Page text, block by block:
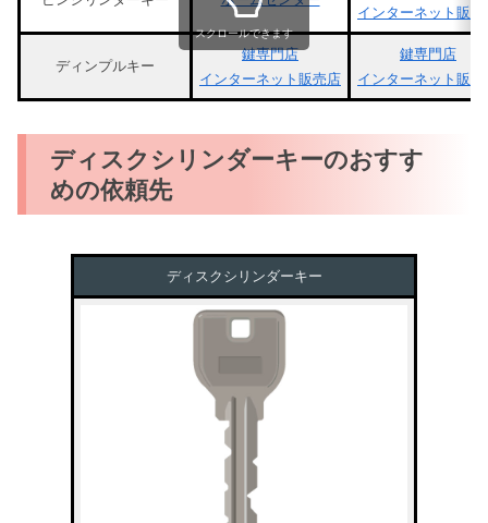
インターネット販売
ディンプルキー
鍵専門店
インターネット販売店
鍵専門店
インターネット販売
スクロールできます
ディスクシリンダーキーのおすす
めの依頼先
ディスクシリンダーキー